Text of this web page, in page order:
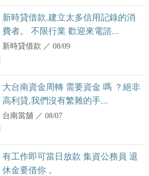
新時貸借款.建立太多信用記錄的消
費者。 不限行業 歡迎來電諮...
新時貸借款 ／08/09
大台南資金周轉 需要資金 嗎 ？絕非
高利貸,我們沒有繁雜的手...
台南當舖 ／08/07
有工作即可當日放款 集資公務員 退
休金要借你 。